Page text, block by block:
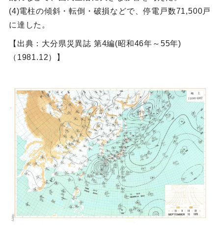
(4)電柱の傾斜・転倒・破損などで、停電戸数71,500戸
に達した。
【出典：大分県災異誌 第4編(昭和46年～55年)
（1981.12）】